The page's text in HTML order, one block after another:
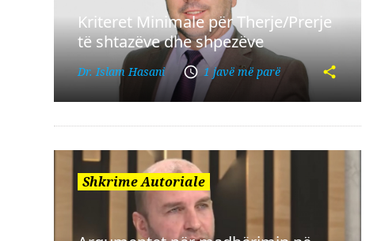
Kriteret Minimale për Therje/Prerje
të shtazëve dhe shpezëve
Dr. Islam Hasani 1 javë më parë
Shkrime Autoriale